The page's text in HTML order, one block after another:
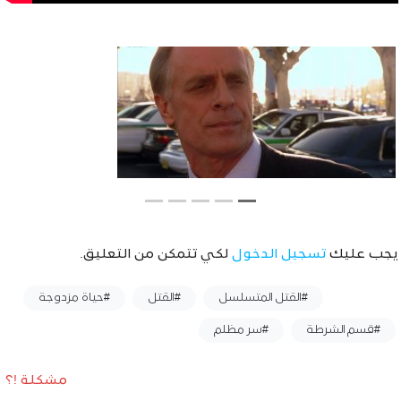
يجب عليك تسجيل الدخول لكي تتمكن من التعليق.
#القتل المتسلسل #القتل #حياة مزدوجة
#قسم الشرطة #سر مظلم
مشكلة !؟